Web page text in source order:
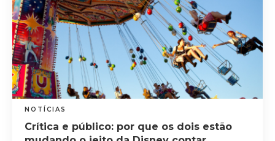
NOTÍCIAS
Crítica e público: por que os dois estão